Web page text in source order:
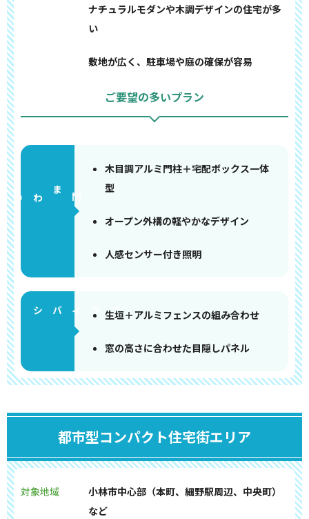
ナチュラルモダンや木調デザインの住宅が多
い
敷地が広く、駐車場や庭の確保が容易
ご要望の多いプラン
門まわり
木目調アルミ門柱＋宅配ボックス一体
型
オープン外構の軽やかなデザイン
人感センサー付き照明
生垣＋アルミフェンスの組み合わせ
窓の高さに合わせた目隠しパネル
都市型コンパクト住宅街エリア
対象地域
小林市中心部（本町、細野駅周辺、中央町）
など